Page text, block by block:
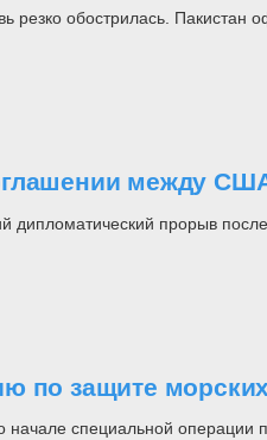
резко обострилась. Пакистан
между
дипломатический прорыв
по защите
специальной операции